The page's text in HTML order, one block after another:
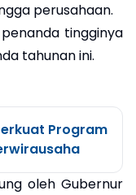
perusahaan.
tingginya
tahunan ini.
Program
oleh Gubernur